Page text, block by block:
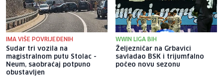
IMA VIŠE POVRIJEĐENIH
Sudar tri vozila na
magistralnom putu Stolac -
Neum, saobraćaj potpuno
obustavljen
WWIN LIGA BIH
Željezničar na Grbavici
savladao BSK i trijumfalno
počeo novu sezonu